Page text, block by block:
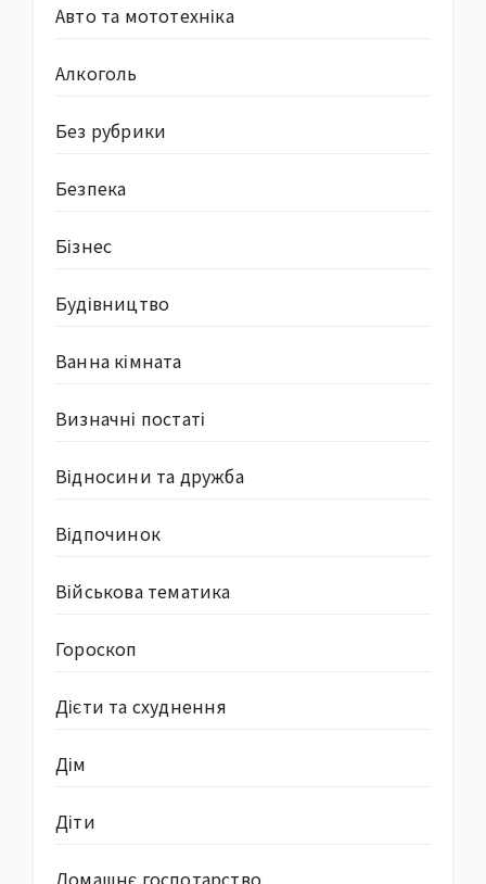
Авто та мототехніка
Алкоголь
Без рубрики
Безпека
Бізнес
Будівництво
Ванна кімната
Визначні постаті
Відносини та дружба
Відпочинок
Військова тематика
Гороскоп
Дієти та схуднення
Дім
Діти
Домашнє госпотарство